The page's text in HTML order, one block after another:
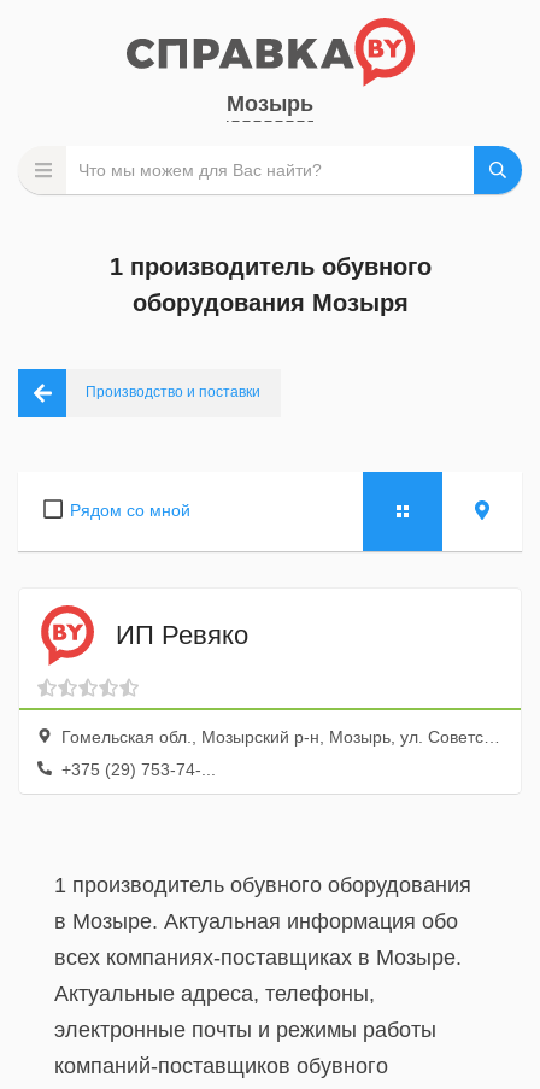
Мозырь
1 производитель обувного
оборудования Мозыря
Производство и поставки
Рядом со мной
ИП Ревяко
Гомельская обл., Мозырский р-н, Мозырь, ул. Советская, 1
+375 (29) 753-74-...
1 производитель обувного оборудования
в Мозыре. Актуальная информация обо
всех компаниях-поставщиках в Мозыре.
Актуальные адреса, телефоны,
электронные почты и режимы работы
компаний-поставщиков обувного